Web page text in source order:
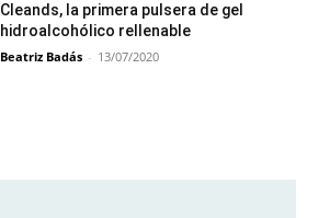
Cleands, la primera pulsera de gel
hidroalcohólico rellenable
Beatriz Badás - 13/07/2020